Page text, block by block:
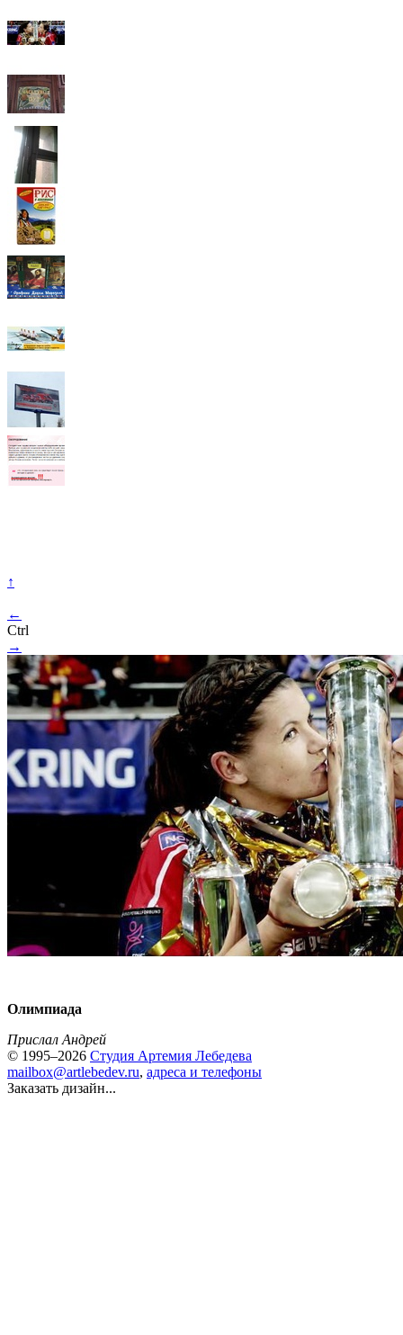
↑
←
Ctrl
→
Олимпиада
Прислал Андрей
© 1995–2026 Студия Артемия Лебедева
mailbox@artlebedev.ru, адреса и телефоны
Заказать дизайн...